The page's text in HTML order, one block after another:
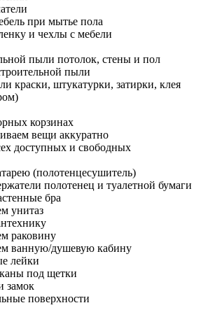
при мытье пола
и чехлы с мебели
пыли потолок, стены и пол
пыли
краски, штукатурки, затирки, клея
корзинах
вещи аккуратно
доступных и свободных
(полотенцесушитель)
полотенец и туалетной бумаги
бра
унитаз
раковину
ванную/душевую кабину
лейки
под щетки
замок
поверхности